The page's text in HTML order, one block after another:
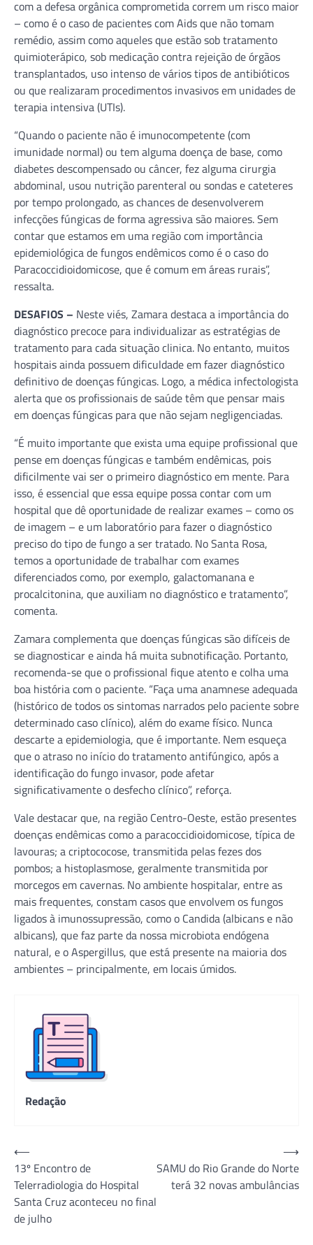
com a defesa orgânica comprometida correm um risco maior
– como é o caso de pacientes com Aids que não tomam
remédio, assim como aqueles que estão sob tratamento
quimioterápico, sob medicação contra rejeição de órgãos
transplantados, uso intenso de vários tipos de antibióticos
ou que realizaram procedimentos invasivos em unidades de
terapia intensiva (UTIs).
“Quando o paciente não é imunocompetente (com
imunidade normal) ou tem alguma doença de base, como
diabetes descompensado ou câncer, fez alguma cirurgia
abdominal, usou nutrição parenteral ou sondas e cateteres
por tempo prolongado, as chances de desenvolverem
infecções fúngicas de forma agressiva são maiores. Sem
contar que estamos em uma região com importância
epidemiológica de fungos endêmicos como é o caso do
Paracoccidioidomicose, que é comum em áreas rurais”,
ressalta.
DESAFIOS – Neste viés, Zamara destaca a importância do
diagnóstico precoce para individualizar as estratégias de
tratamento para cada situação clinica. No entanto, muitos
hospitais ainda possuem dificuldade em fazer diagnóstico
definitivo de doenças fúngicas. Logo, a médica infectologista
alerta que os profissionais de saúde têm que pensar mais
em doenças fúngicas para que não sejam negligenciadas.
“É muito importante que exista uma equipe profissional que
pense em doenças fúngicas e também endêmicas, pois
dificilmente vai ser o primeiro diagnóstico em mente. Para
isso, é essencial que essa equipe possa contar com um
hospital que dê oportunidade de realizar exames – como os
de imagem – e um laboratório para fazer o diagnóstico
preciso do tipo de fungo a ser tratado. No Santa Rosa,
temos a oportunidade de trabalhar com exames
diferenciados como, por exemplo, galactomanana e
procalcitonina, que auxiliam no diagnóstico e tratamento”,
comenta.
Zamara complementa que doenças fúngicas são difíceis de
se diagnosticar e ainda há muita subnotificação. Portanto,
recomenda-se que o profissional fique atento e colha uma
boa história com o paciente. “Faça uma anamnese adequada
(histórico de todos os sintomas narrados pelo paciente sobre
determinado caso clínico), além do exame físico. Nunca
descarte a epidemiologia, que é importante. Nem esqueça
que o atraso no início do tratamento antifúngico, após a
identificação do fungo invasor, pode afetar
significativamente o desfecho clínico”, reforça.
Vale destacar que, na região Centro-Oeste, estão presentes
doenças endêmicas como a paracoccidioidomicose, típica de
lavouras; a criptococose, transmitida pelas fezes dos
pombos; a histoplasmose, geralmente transmitida por
morcegos em cavernas. No ambiente hospitalar, entre as
mais frequentes, constam casos que envolvem os fungos
ligados à imunossupressão, como o Candida (albicans e não
albicans), que faz parte da nossa microbiota endógena
natural, e o Aspergillus, que está presente na maioria dos
ambientes – principalmente, em locais úmidos.
Redação
Navegação
de
Post
⟵
13º Encontro de
Telerradiologia do Hospital
Santa Cruz aconteceu no final
de julho
SAMU do Rio Grande do Norte
terá 32 novas ambulâncias
⟶